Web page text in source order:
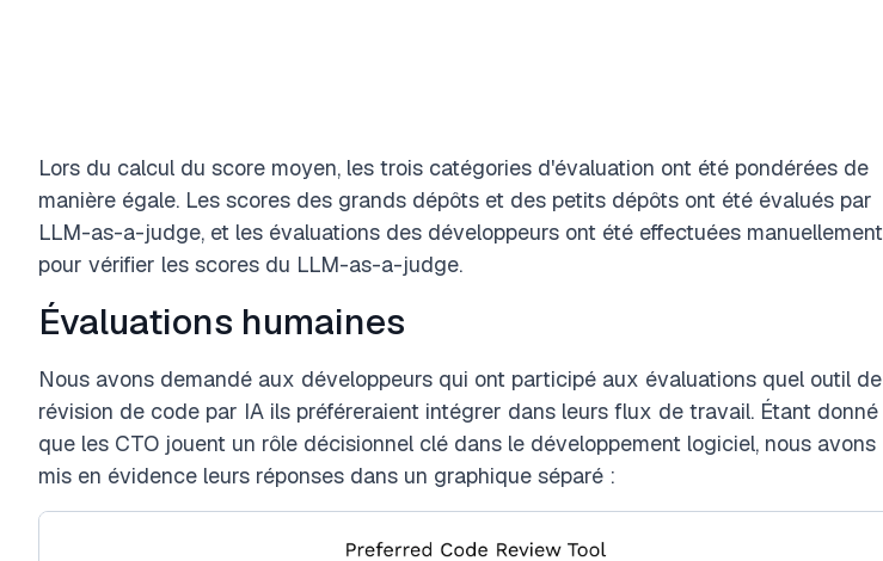
Lors du calcul du score moyen, les trois catégories d'évaluation ont été pondérées de
manière égale. Les scores des grands dépôts et des petits dépôts ont été évalués par
LLM-as-a-judge, et les évaluations des développeurs ont été effectuées manuellement
pour vérifier les scores du LLM-as-a-judge.
Évaluations humaines
Nous avons demandé aux développeurs qui ont participé aux évaluations quel outil de
révision de code par IA ils préféreraient intégrer dans leurs flux de travail. Étant donné
que les CTO jouent un rôle décisionnel clé dans le développement logiciel, nous avons
mis en évidence leurs réponses dans un graphique séparé :